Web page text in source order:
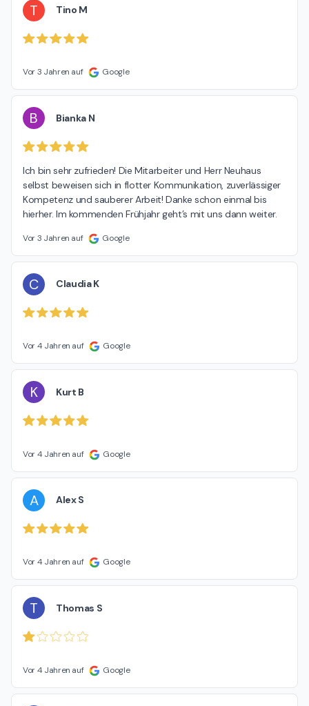
T Tino M
Vor 3 Jahren auf Google
B Bianka N
Ich bin sehr zufrieden! Die Mitarbeiter und Herr Neuhaus
selbst beweisen sich in flotter Kommunikation, zuverlässiger
Kompetenz und sauberer Arbeit! Danke schon einmal bis
hierher. Im kommenden Frühjahr geht’s mit uns dann weiter.
Vor 3 Jahren auf Google
C Claudia K
Vor 4 Jahren auf Google
K Kurt B
Vor 4 Jahren auf Google
A Alex S
Vor 4 Jahren auf Google
T Thomas S
Vor 4 Jahren auf Google